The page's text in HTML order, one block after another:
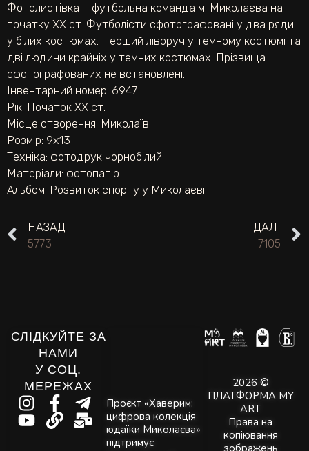
Фотолистівка – футбольна команда м. Миколаєва на
початку ХХ ст. Футболісти сфотографовані у два ряди
у білих костюмах. Перший ліворуч у темному костюмі та
дві людини крайніх у темних костюмах. Прізвища
сфотографованих не встановлені.
Інвентарний номер: 6947
Рік: Початок ХХ ст.
Місце створення: Миколаїв
Розмір: 9х13
Техніка: фотодрук чорнобілий
Матеріали: фотопапір
Альбом: Розвиток спорту у Миколаєві
НАЗАД
5773
ДАЛІ
7105
2026 ©
ПЛАТФОРМА MY
ART
Права на
копіювання
зображень
Проєкт «Хаверим:
цифрова колекція
юдаїки Миколаєва»
підтримує
СЛІДКУЙТЕ ЗА
НАМИ
У СОЦ.
МЕРЕЖАХ